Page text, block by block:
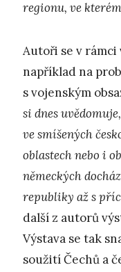
regionu, ve
Autoři se v
například na
s vojenským
si dnes
ve smíšených
oblastech nebo i
německých
republiky až s
další z autorů
Výstava se tak
soužití Čechů a